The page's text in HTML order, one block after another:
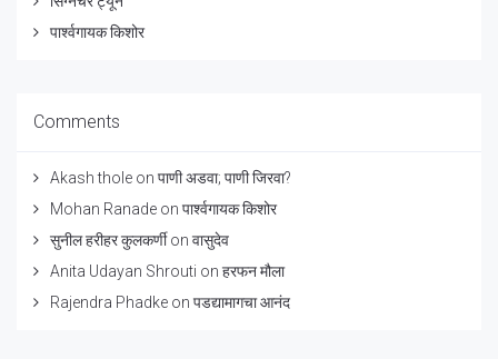
पार्श्वगायक किशोर
Comments
Akash thole on पाणी अडवा; पाणी जिरवा?
Mohan Ranade on पार्श्वगायक किशोर
सुनील हरीहर कुलकर्णीon वासुदेव
Anita Udayan Shrouti on हरफन मौला
Rajendra Phadke on पडद्यामागचा आनंद